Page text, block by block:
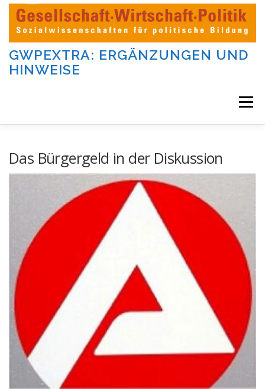
Zum
Inhalt
springen
GWPEXTRA: ERGÄNZUNGEN UND
HINWEISE
Menü
DIE AUFGABEN UND KATEGORIEN DIESER SEITE
DIE BEITRÄGE DIESER SEITE IMPRESSUM
Das Bürgergeld in der Diskussion